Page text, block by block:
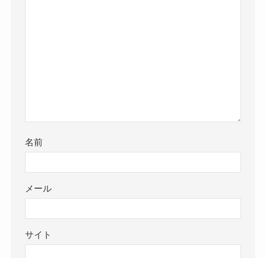
名前
メール
サイト